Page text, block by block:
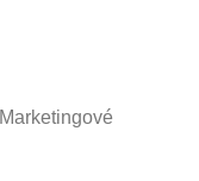
Marketingové